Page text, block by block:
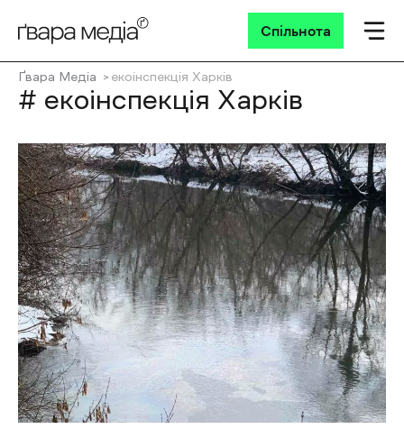
Спільнота
Ґвара Медіа екоінспекція Харків
# екоінспекція Харків